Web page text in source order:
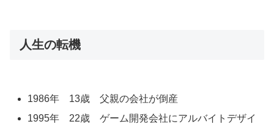
人生の転機
1986年 13歳 父親の会社が倒産
1995年 22歳 ゲーム開発会社にアルバイトデザイ